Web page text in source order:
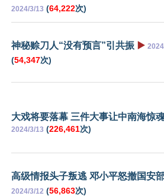
2024/3/13 (64,222次)
神秘赊刀人“没有预言”引共振 ▶️
(54,347次)
大戏将要落幕 三件大事让中南海惊
2024/3/13 (226,461次)
高级情报头子叛逃 邓小平怒撤国安
2024/3/12 (56,863次)